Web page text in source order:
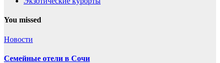
You missed
Новости
Семейные отели в Сочи